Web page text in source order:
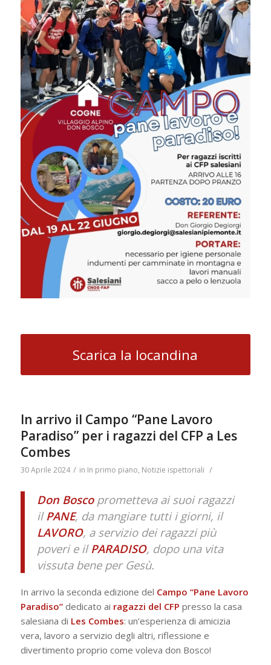
Scarica la locandina
In arrivo il Campo “Pane Lavoro
Paradiso” per i ragazzi del CFP a Les
Combes
30 Aprile 2024 / in In primo piano, Notizie ispettoriali /
Don Boscoprometteva ai suoi ragazzi
ilPANE, da mangiare tutti i giorni, il
LAVORO, a servizio dei ragazzi più
poveri e ilPARADISO, dopo una vita
vissuta bene per Gesù.
In arrivo la seconda edizione del Campo “Pane Lavoro
Paradiso”dedicato ai ragazzi del CFP presso la casa
salesiana di Les Combes: un’esperienza di amicizia
vera, lavoro a servizio degli altri, riflessione e
divertimento proprio come voleva don Bosco!